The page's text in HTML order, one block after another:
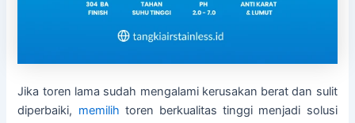
Jika toren lama sudah mengalami kerusakan berat dan sulit
diperbaiki, memilih toren berkualitas tinggi menjadi solusi